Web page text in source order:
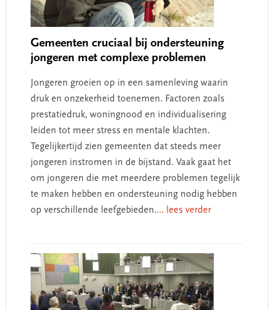
Gemeenten cruciaal bij ondersteuning
jongeren met complexe problemen
Jongeren groeien op in een samenleving waarin
druk en onzekerheid toenemen. Factoren zoals
prestatiedruk, woningnood en individualisering
leiden tot meer stress en mentale klachten.
Tegelijkertijd zien gemeenten dat steeds meer
jongeren instromen in de bijstand. Vaak gaat het
om jongeren die met meerdere problemen tegelijk
te maken hebben en ondersteuning nodig hebben
op verschillende leefgebieden.... lees verder